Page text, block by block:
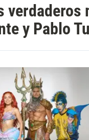
y Pablo